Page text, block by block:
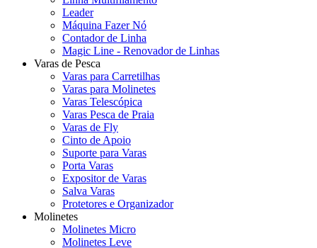
Leader
Máquina Fazer Nó
Contador de Linha
Magic Line - Renovador de Linhas
Varas de Pesca
Varas para Carretilhas
Varas para Molinetes
Varas Telescópica
Varas Pesca de Praia
Varas de Fly
Cinto de Apoio
Suporte para Varas
Porta Varas
Expositor de Varas
Salva Varas
Protetores e Organizador
Molinetes
Molinetes Micro
Molinetes Leve